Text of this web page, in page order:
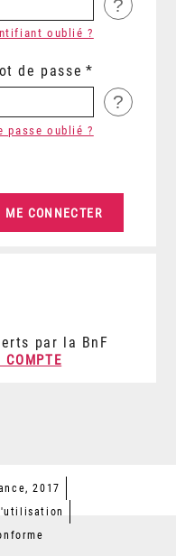
?
oublié ?
de passe
?
passe oublié ?
par la BnF
COMPTE
2017